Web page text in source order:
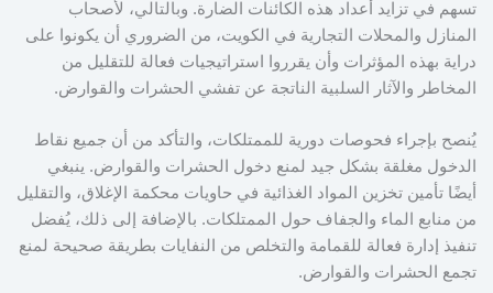
تسهم في تزايد أعداد هذه الكائنات الضارة. وبالتالي، لأصحاب
المنازل والمحلات التجارية في الكويت، من الضروري أن يكونوا على
دراية بهذه المؤثرات وأن يقرروا استراتيجيات فعالة للتقليل من
المخاطر والآثار السلبية الناتجة عن تفشي الحشرات والقوارض.
يُنصح بإجراء فحوصات دورية للممتلكات، والتأكد من أن جميع نقاط
الدخول مغلقة بشكل جيد لمنع دخول الحشرات والقوارض. ينبغي
أيضًا تأمين تخزين المواد الغذائية في حاويات محكمة الإغلاق، والتقليل
من منابع الماء والجفاف حول الممتلكات. بالإضافة إلى ذلك، يُفضل
تنفيذ إدارة فعالة للقمامة والتخلص من النفايات بطريقة صحيحة لمنع
تجمع الحشرات والقوارض.